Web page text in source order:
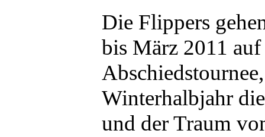
Die Flippers
bis März 2011
Winterhalbjahr
und der Traum